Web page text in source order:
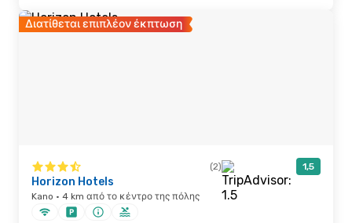
Διατίθεται επιπλέον έκπτωση
(2) 1,5
Horizon Hotels
Kano · 4 km από το κέντρο της πόλης